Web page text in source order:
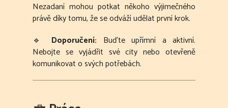
Nezadaní mohou potkat někoho výjimečného
právě díky tomu, že se odváží udělat první krok.
🔹 Doporučení: Buďte upřímní a aktivní.
Nebojte se vyjádřit své city nebo otevřeně
komunikovat o svých potřebách.